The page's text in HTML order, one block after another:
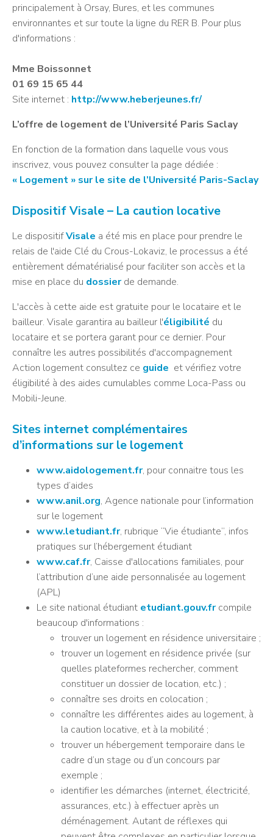
principalement à Orsay, Bures, et les communes
environnantes et sur toute la ligne du RER B. Pour plus
d'informations :
Mme Boissonnet
01 69 15 65 44
Site internet : http://www.heberjeunes.fr/
L’offre de logement de l’Université Paris Saclay
En fonction de la formation dans laquelle vous vous
inscrivez, vous pouvez consulter la page dédiée :
« Logement » sur le site de l’Université Paris-Saclay
Dispositif Visale – La caution locative
Le dispositifVisale a été mis en place pour prendre le
relais de l'aide Clé du Crous-Lokaviz, le processus a été
entièrement dématérialisé pour faciliter son accès et la
mise en place du dossierde demande.
L'accès à cette aide est gratuite pour le locataire et le
bailleur. Visale garantira au bailleur l'éligibilité du
locataire et se portera garant pour ce dernier. Pour
connaître les autres possibilités d'accompagnement
Action logement consultez ce guide et vérifiez votre
éligibilité à des aides cumulables comme Loca-Pass ou
Mobili-Jeune.
Sites internet complémentaires
d’informations sur le logement
www.aidologement.fr, pour connaitre tous les
types d’aides
www.anil.org, Agence nationale pour l’information
sur le logement
www.letudiant.fr, rubrique “Vie étudiante”, infos
pratiques sur l’hébergement étudiant
www.caf.fr, Caisse d'allocations familiales, pour
l’attribution d’une aide personnalisée au logement
(APL)
Le site national étudiant etudiant.gouv.frcompile
beaucoup d'informations :
trouver un logement en résidence universitaire ;
trouver un logement en résidence privée (sur
quelles plateformes rechercher, comment
constituer un dossier de location, etc.) ;
connaître ses droits en colocation ;
connaître les différentes aides au logement, à
la caution locative, et à la mobilité ;
trouver un hébergement temporaire dans le
cadre d’un stage ou d’un concours par
exemple ;
identifier les démarches (internet, électricité,
assurances, etc.) à effectuer après un
déménagement. Autant de réflexes qui